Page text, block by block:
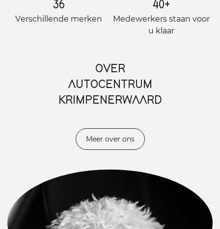
36
Verschillende merken
40+
Medewerkers staan ​​voor
u klaar
OVER
AUTOCENTRUM
KRIMPENERWAARD
Meer over ons